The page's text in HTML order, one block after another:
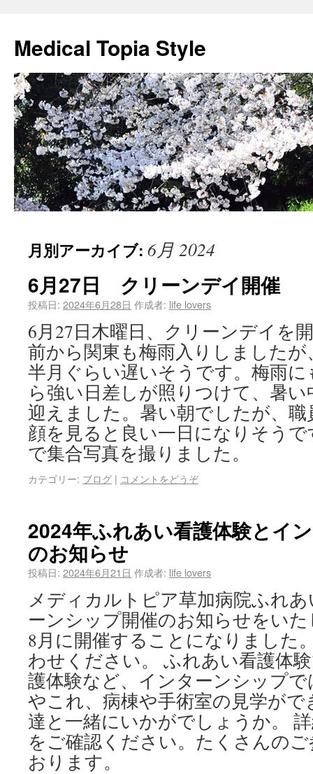
Medical Topia Style
月別アーカイブ: 6月 2024
6月27日 クリーンデイ開催
投稿日: 2024年6月28日 作成者: life lovers
6月27日木曜日、クリーンデイを
前から関東も梅雨入りしました
半月ぐらい遅いそうです。梅雨
ら強い日差しが照りつけて、暑
迎えました。暑い朝でしたが、
顔を見ると良い一日になりそう
で集合写真を撮りました。
カテゴリー: ブログ | コメントをどうぞ
2024年ふれあい看護体験とイ
のお知らせ
投稿日: 2024年6月21日 作成者: life lovers
メディカルトピア草加病院ふれ
ーンシップ開催のお知らせをい
8月に開催することになりました
わせください。 ふれあい看護体
護体験など、インターンシップ
やこれ、病棟や手術室の見学が
達と一緒にいかがでしょうか。
をご確認ください。たくさんの
おります。